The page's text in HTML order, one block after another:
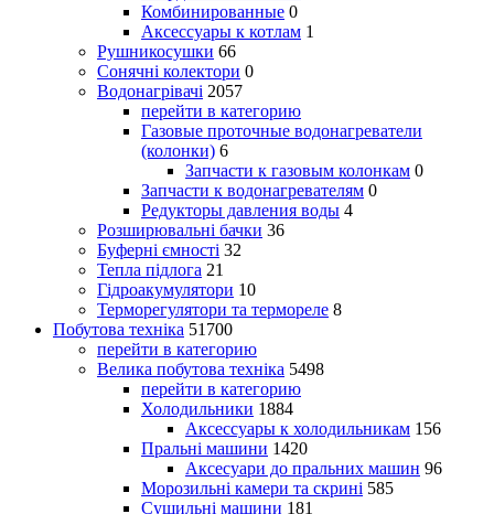
Комбинированные 0
Аксессуары к котлам 1
Рушникосушки 66
Сонячні колектори 0
Водонагрівачі 2057
перейти в категорию
Газовые проточные водонагреватели
(колонки) 6
Запчасти к газовым колонкам 0
Запчасти к водонагревателям 0
Редукторы давления воды 4
Розширювальні бачки 36
Буферні ємності 32
Тепла підлога 21
Гідроакумулятори 10
Терморегулятори та термореле 8
Побутова техніка 51700
перейти в категорию
Велика побутова техніка 5498
перейти в категорию
Холодильники 1884
Аксессуары к холодильникам 156
Пральні машини 1420
Аксесуари до пральних машин 96
Морозильні камери та скрині 585
Сушильні машини 181